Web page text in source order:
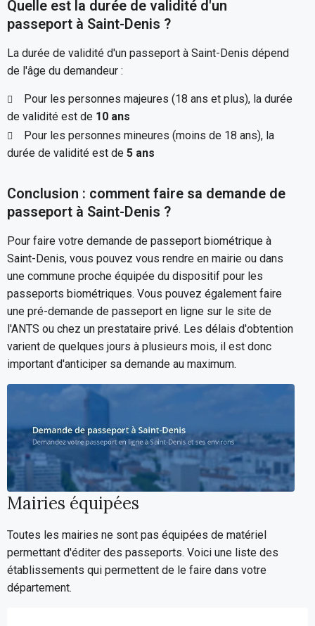
Quelle est la durée de validité d'un
passeport à Saint-Denis ?
La durée de validité d'un passeport à Saint-Denis dépend
de l'âge du demandeur :
Pour les personnes majeures (18 ans et plus), la durée
de validité est de 10 ans
Pour les personnes mineures (moins de 18 ans), la
durée de validité est de 5 ans
Conclusion : comment faire sa demande de
passeport à Saint-Denis ?
Pour faire votre demande de passeport biométrique à
Saint-Denis, vous pouvez vous rendre en mairie ou dans
une commune proche équipée du dispositif pour les
passeports biométriques. Vous pouvez également faire
une pré-demande de passeport en ligne sur le site de
l'ANTS ou chez un prestataire privé. Les délais d'obtention
varient de quelques jours à plusieurs mois, il est donc
important d'anticiper sa demande au maximum.
Mairies équipées
Toutes les mairies ne sont pas équipées de matériel
permettant d'éditer des passeports. Voici une liste des
établissements qui permettent de le faire dans votre
département.